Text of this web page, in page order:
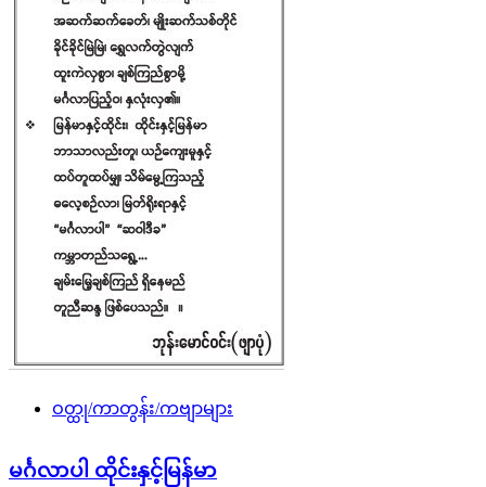
ဝတ္ထု/ကာတွန်း/ကဗျာများ
မင်္ဂလာပါ ထိုင်းနှင့်မြန်မာ